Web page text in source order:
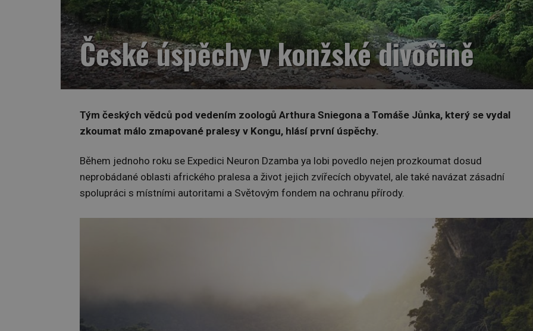
České úspěchy v konžské divočině
Tým českých vědců pod vedením zoologů Arthura Sniegona a Tomáše Jůnka, který se vydal
zkoumat málo zmapované pralesy v Kongu, hlásí první úspěchy.
Během jednoho roku se Expedici Neuron Dzamba ya lobi povedlo nejen prozkoumat dosud
neprobádané oblasti afrického pralesa a život jejich zvířecích obyvatel, ale také navázat zásadní
spolupráci s místními autoritami a Světovým fondem na ochranu přírody.